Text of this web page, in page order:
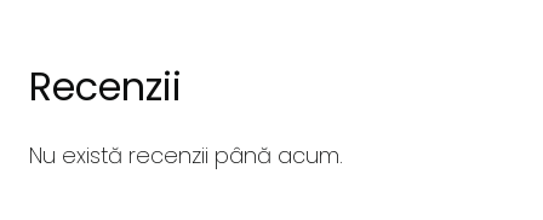
Recenzii
Nu există recenzii până acum.